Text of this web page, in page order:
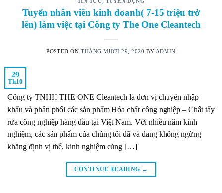
Tuyển nhân viên kinh doanh( 7-15 triệu trở
lên) làm việc tại Công ty The One Cleantech
POSTED ON THÁNG MƯỜI 29, 2020 BY ADMIN
29
Th10
Công ty TNHH THE ONE Cleantech là đơn vị chuyên nhập
khẩu và phân phối các sản phẩm Hóa chất công nghiệp – Chất tẩy
rửa công nghiệp hàng đầu tại Việt Nam. Với nhiều năm kinh
nghiệm, các sản phẩm của chúng tôi đã và đang không ngừng
khẳng định vị thế, kinh nghiệm cũng […]
CONTINUE READING →